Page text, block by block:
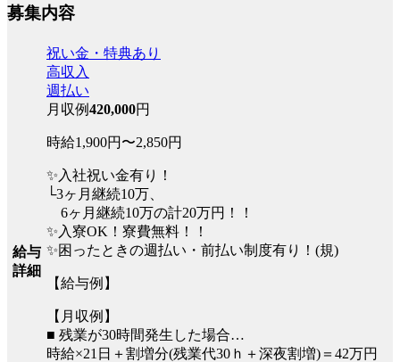
募集内容
給与
詳細
祝い金・特典あり
高収入
週払い
月収例420,000円
時給1,900円〜2,850円
✨入社祝い金有り！
└3ヶ月継続10万、
6ヶ月継続10万の計20万円！！
✨入寮OK！寮費無料！！
✨困ったときの週払い・前払い制度有り！(規)
【給与例】
【月収例】
■ 残業が30時間発生した場合…
時給×21日＋割増分(残業代30ｈ＋深夜割増)＝42万円